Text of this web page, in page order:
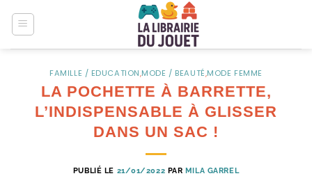
FAMILLE / EDUCATION,MODE / BEAUTÉ,MODE FEMME
LA POCHETTE À BARRETTE,
L’INDISPENSABLE À GLISSER
DANS UN SAC !
PUBLIÉ LE 21/01/2022 PAR MILA GARREL